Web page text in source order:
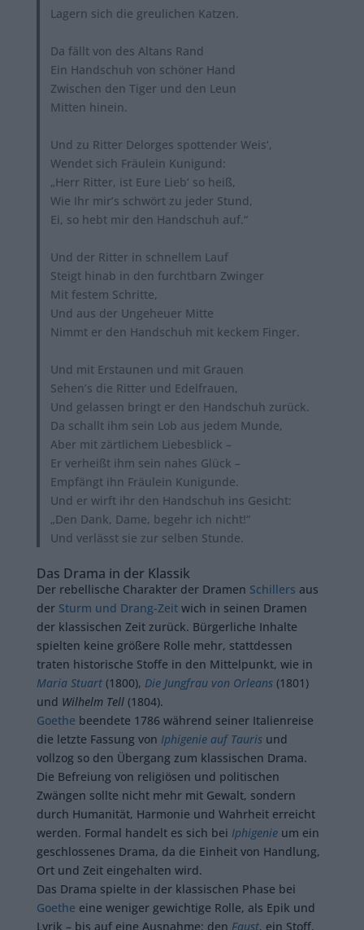
Lagern sich die greulichen Katzen.
Da fällt von des Altans Rand
Ein Handschuh von schöner Hand
Zwischen den Tiger und den Leun
Mitten hinein.
Und zu Ritter Delorges spottender Weis‘,
Wendet sich Fräulein Kunigund:
„Herr Ritter, ist Eure Lieb‘ so heiß,
Wie Ihr mir’s schwört zu jeder Stund,
Ei, so hebt mir den Handschuh auf.“
Und der Ritter in schnellem Lauf
Steigt hinab in den furchtbarn Zwinger
Mit festem Schritte,
Und aus der Ungeheuer Mitte
Nimmt er den Handschuh mit keckem Finger.
Und mit Erstaunen und mit Grauen
Sehen’s die Ritter und Edelfrauen,
Und gelassen bringt er den Handschuh zurück.
Da schallt ihm sein Lob aus jedem Munde,
Aber mit zärtlichem Liebesblick –
Er verheißt ihm sein nahes Glück –
Empfängt ihn Fräulein Kunigunde.
Und er wirft ihr den Handschuh ins Gesicht:
„Den Dank, Dame, begehr ich nicht!“
Und verlässt sie zur selben Stunde.
Das Drama in der Klassik
Der rebellische Charakter der Dramen Schillers aus
der Sturm und Drang-Zeitwich in seinen Dramen
der klassischen Zeit zurück. Bürgerliche Inhalte
spielten keine größere Rolle mehr, stattdessen
traten historische Stoffe in den Mittelpunkt, wie in
Maria Stuart (1800), Die Jungfrau von Orleans(1801)
und Wilhelm Tell(1804).
Goethe beendete 1786 während seiner Italienreise
die letzte Fassung von Iphigenie auf Taurisund
vollzog so den Übergang zum klassischen Drama.
Die Befreiung von religiösen und politischen
Zwängen sollte nicht mehr mit Gewalt, sondern
durch Humanität, Harmonie und Wahrheit erreicht
werden. Formal handelt es sich bei Iphigenie um ein
geschlossenes Drama, da die Einheit von Handlung,
Ort und Zeit eingehalten wird.
Das Drama spielte in der klassischen Phase bei
Goethe eine weniger gewichtige Rolle, als Epik und
Lyrik – bis auf eine Ausnahme: den Faust, ein Stoff,